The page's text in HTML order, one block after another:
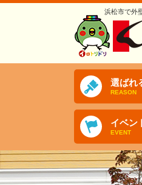
浜松市で外
選ばれ
REASON
イベン
EVENT